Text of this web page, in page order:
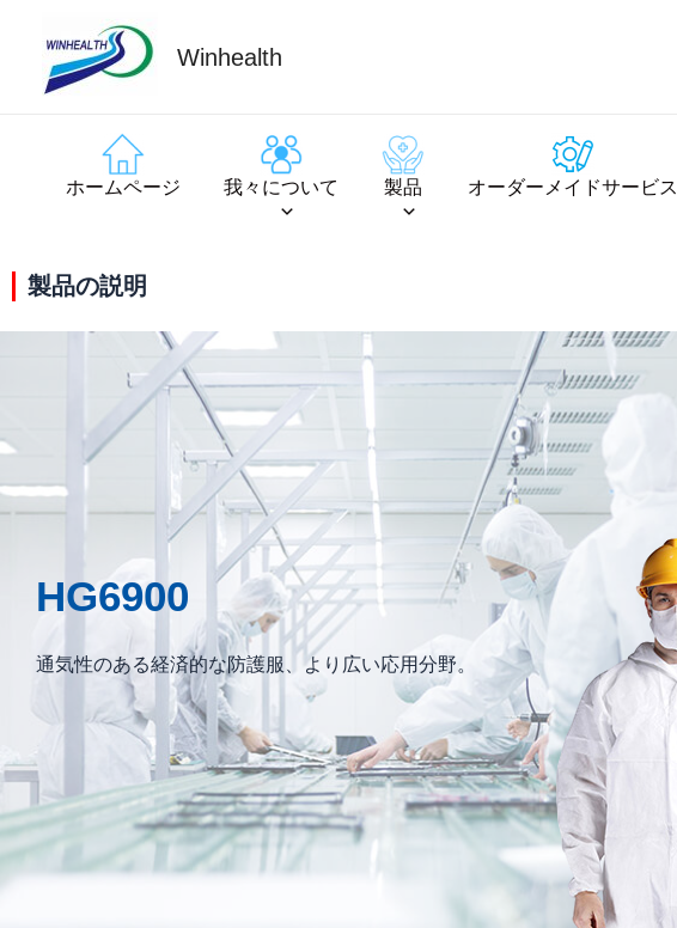
Winhealth
ホームページ 我々について 製品 オーダーメイドサービス
製品の説明
HG6900
通気性のある経済的な防護服、より広い応用分野。